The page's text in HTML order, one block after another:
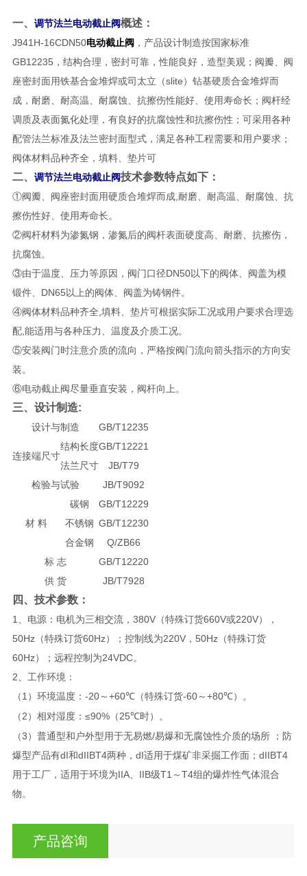
一、 调节法兰电动截止阀概述：
J941H-16CDN50电动截止阀，产品设计制造按国家标准
GB12235，结构合理，密封可靠，性能良好，造型美观；阀瓣、阀
座密封面用铁基合金堆焊或司太立（slite）钻基硬质合金堆焊而
成，耐磨、耐高温、耐腐蚀、抗擦伤性能好、使用寿命长；阀杆经
调质及表面氮化处理，有良好的抗腐蚀性和抗擦伤性；可采用各种
配管法兰标准及法兰密封面型式，满足各种工程需要和用户要求；
阀体材料品种齐全，填料、垫片可
二、 调节法兰电动截止阀技术参数特点如下：
①阀瓣、阀座密封面用硬质合堆焊而成,耐磨、耐高温、耐腐蚀、抗
擦伤性好、使用寿命长。
②阀杆材料为渗氮钢，渗氮后的阀杆表面硬度高、耐磨、抗擦伤，
抗腐蚀。
③由于温度、压力等原因，阀门口径DN50以下的阀体、阀盖为模
锻件、DN65以上的阀体、阀盖为铸钢件。
④阀体材料品种齐全,填料、垫片可根据实际工况或用户要求合理选
配,能适用与各种压力、温度及介质工况。
⑤安装阀门时注意介质的流向，严格按阀门流向箭头指示的方向安
装。
⑥电动截止阀尽量垂直安装，阀杆向上。
三、设计制造:
设计与制造 GB/T12235
连接端尺寸
结构长度GB/T12221
法兰尺寸
JB/T79
检验与试验
JB/T9092
材 料
碳钢
GB/T12229
不锈钢 GB/T12230
合金钢
Q/ZB66
标 志
GB/T12220
供 货
JB/T7928
四、技术参数：
1、电源：电机为三相交流，380V（特殊订货660V或220V），
50Hz（特殊订货60Hz）；控制线为220V，50Hz（特殊订货
60Hz）；远程控制为24VDC。
2、工作环境：
（1）环境温度：-20～+60℃（特殊订货-60～+80℃）。
（2）相对湿度：≤90%（25℃时）。
（3）普通型和户外型用于无易燃/易爆和无腐蚀性介质的场所 ；防
爆型产品有dI和dIIBT4两种，dI适用于煤矿非采掘工作面；dIIBT4
用于工厂，适用于环境为IIA、IIB级T1～T4组的爆炸性气体混合
物。
产品咨询